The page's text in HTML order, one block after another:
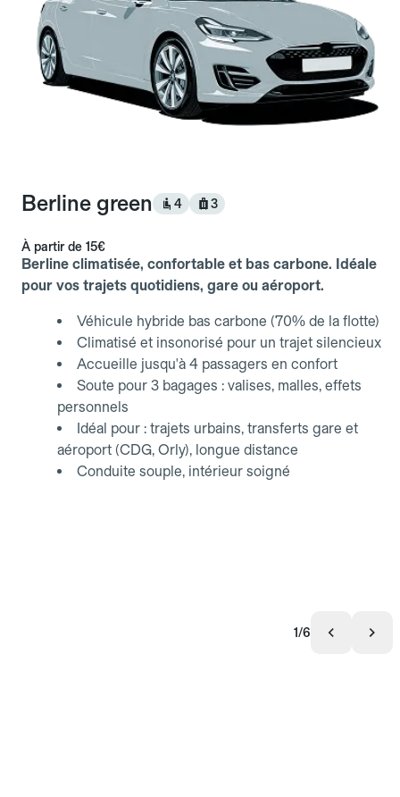
Berline green 4 3
À partir de 15€
Berline climatisée, confortable et bas carbone. Idéale
pour vos trajets quotidiens, gare ou aéroport.
Véhicule hybride bas carbone (70% de la flotte)
Climatisé et insonorisé pour un trajet silencieux
Accueille jusqu'à 4 passagers en confort
Soute pour 3 bagages : valises, malles, effets
personnels
Idéal pour : trajets urbains, transferts gare et
aéroport (CDG, Orly), longue distance
Conduite souple, intérieur soigné
1/6